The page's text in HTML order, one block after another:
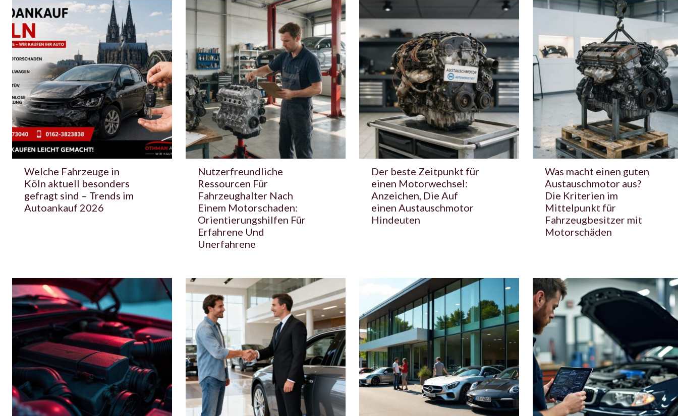
Welche Fahrzeuge in
Köln aktuell besonders
gefragt sind – Trends im
Autoankauf 2026
Nutzerfreundliche
Ressourcen Für
Fahrzeughalter Nach
Einem Motorschaden:
Orientierungshilfen Für
Erfahrene Und
Unerfahrene
Der beste Zeitpunkt für
einen Motorwechsel:
Anzeichen, Die Auf
einen Austauschmotor
Hindeuten
Was macht einen guten
Austauschmotor aus?
Die Kriterien im
Mittelpunkt für
Fahrzeugbesitzer mit
Motorschäden